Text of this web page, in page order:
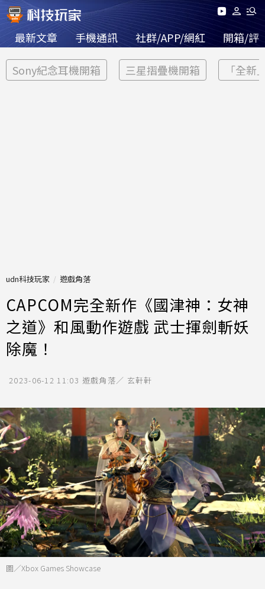
最新文章 手機通訊 社群/APP/網紅 開箱/評
Sony紀念耳機開箱 三星摺疊機開箱 「全新
udn科技玩家 遊戲角落
CAPCOM完全新作《國津神：女神
之道》和風動作遊戲 武士揮劍斬妖
除魔！
2023-06-12 11:03 遊戲角落／ 玄軒軒
圖／Xbox Games Showcase